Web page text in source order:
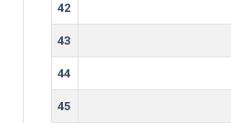
42
43
44
45